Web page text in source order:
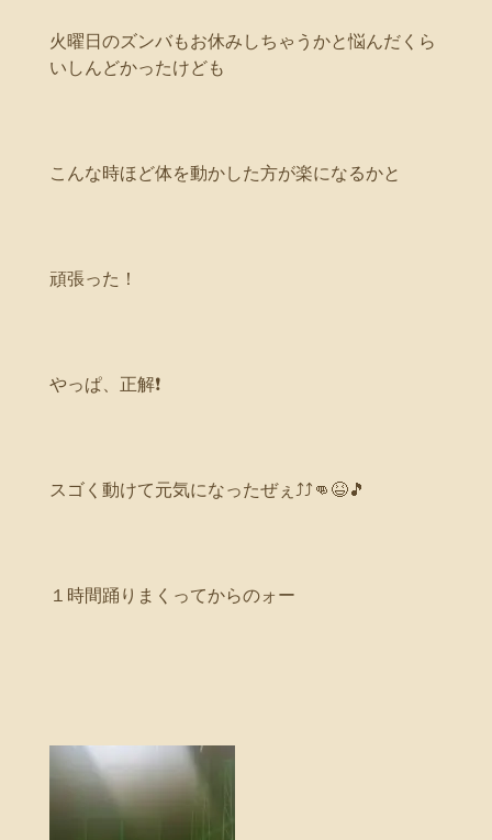
火曜日のズンバもお休みしちゃうかと悩んだくら
いしんどかったけども
こんな時ほど体を動かした方が楽になるかと
頑張った！
やっぱ、正解❗
スゴく動けて元気になったぜぇ⤴⤴👊😆🎵
１時間踊りまくってからのォー